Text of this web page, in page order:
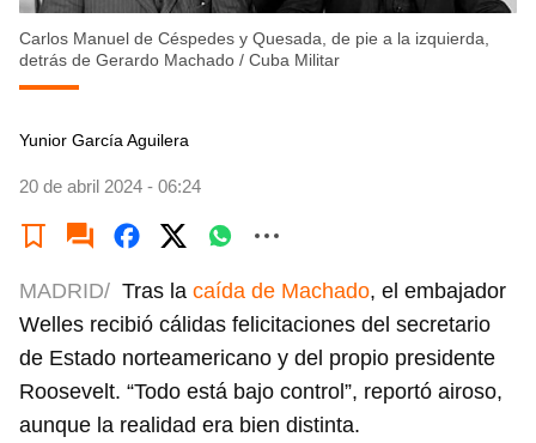
Carlos Manuel de Céspedes y Quesada, de pie a la izquierda,
detrás de Gerardo Machado / Cuba Militar
Yunior García Aguilera
20 de abril 2024 - 06:24
MADRID/ Tras la caída de Machado, el embajador
Welles recibió cálidas felicitaciones del secretario
de Estado norteamericano y del propio presidente
Roosevelt. “Todo está bajo control”, reportó airoso,
aunque la realidad era bien distinta.